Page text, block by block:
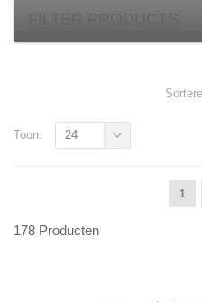
1
Toon: 24
178 Producten